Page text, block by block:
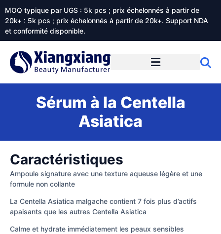
MOQ typique par UGS : 5k pcs ; prix échelonnés à partir de
20k+ : 5k pcs ; prix échelonnés à partir de 20k+. Support NDA
et conformité disponible.
Sérum à la Centella
Asiatica
Caractéristiques
Ampoule signature avec une texture aqueuse légère et une
formule non collante
La Centella Asiatica malgache contient 7 fois plus d’actifs
apaisants que les autres Centella Asiatica
Calme et hydrate immédiatement les peaux sensibles